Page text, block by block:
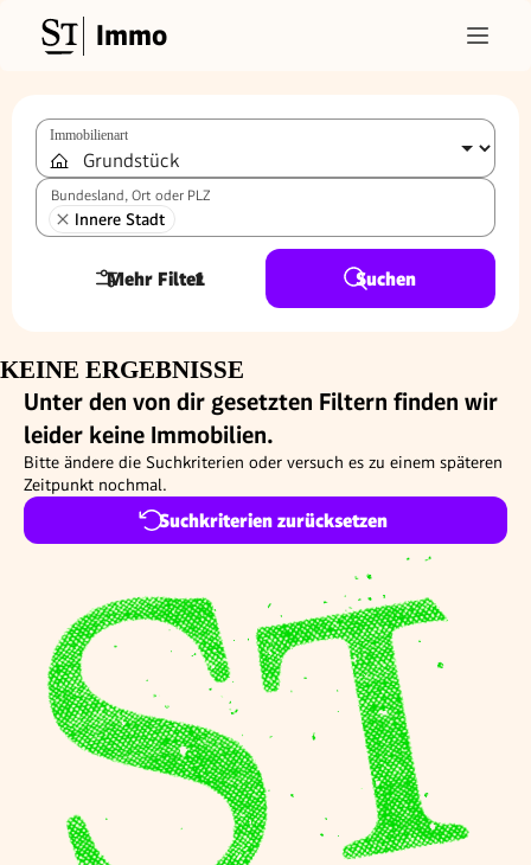
Immo
Immobilienart
Bundesland, Ort oder PLZ
Innere Stadt
Mehr Filter
1 Suchen
KEINE ERGEBNISSE
Unter den von dir gesetzten Filtern finden wir
leider keine Immobilien.
Bitte ändere die Suchkriterien oder versuch es zu einem späteren
Zeitpunkt nochmal.
Suchkriterien zurücksetzen